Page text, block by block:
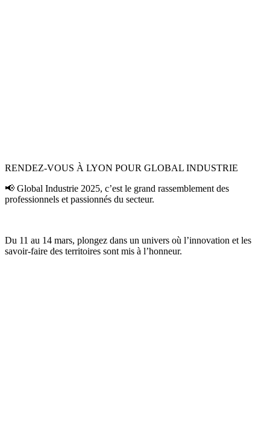
RENDEZ-VOUS À LYON POUR GLOBAL INDUSTRIE
📢 Global Industrie 2025, c’est le grand rassemblement des
professionnels et passionnés du secteur.
Du 11 au 14 mars, plongez dans un univers où l’innovation et les
savoir-faire des territoires sont mis à l’honneur.